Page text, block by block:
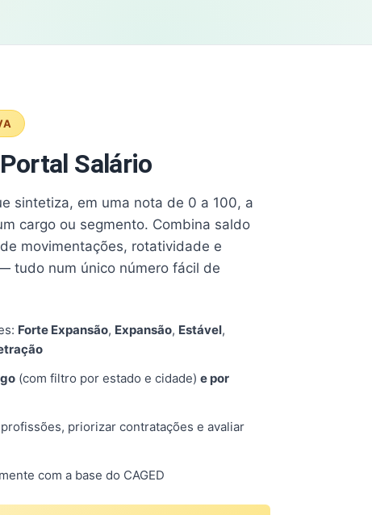
Salário
sintetiza, em uma nota de 0 a 100, a
cargo ou segmento. Combina saldo
movimentações, rotatividade e
tudo num único número fácil de
Forte Expansão, Expansão, Estável,
(com filtro por estado e cidade) e por
priorizar contratações e avaliar
com a base do CAGED